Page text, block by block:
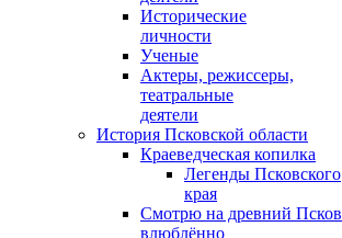
Исторические
личности
Ученые
Актеры, режиссеры,
театральные
деятели
История Псковской области
Краеведческая копилка
Легенды Псковского
края
Смотрю на древний Псков
влюблённо